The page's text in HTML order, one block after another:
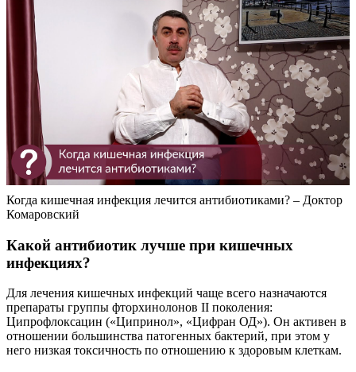
Когда кишечная инфекция лечится антибиотиками? – Доктор
Комаровский
Какой антибиотик лучше при кишечных
инфекциях?
Для лечения кишечных инфекций чаще всего назначаются
препараты группы фторхинолонов II поколения:
Ципрофлоксацин («Ципринол», «Цифран ОД»). Он активен в
отношении большинства патогенных бактерий, при этом у
него низкая токсичность по отношению к здоровым клеткам.